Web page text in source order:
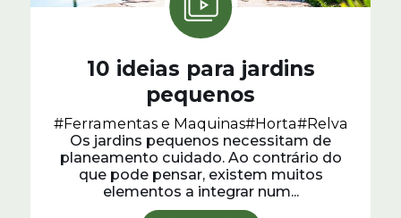
10 ideias para jardins
pequenos
#Ferramentas e Maquinas#Horta#Relva
Os jardins pequenos necessitam de
planeamento cuidado. Ao contrário do
que pode pensar, existem muitos
elementos a integrar num...